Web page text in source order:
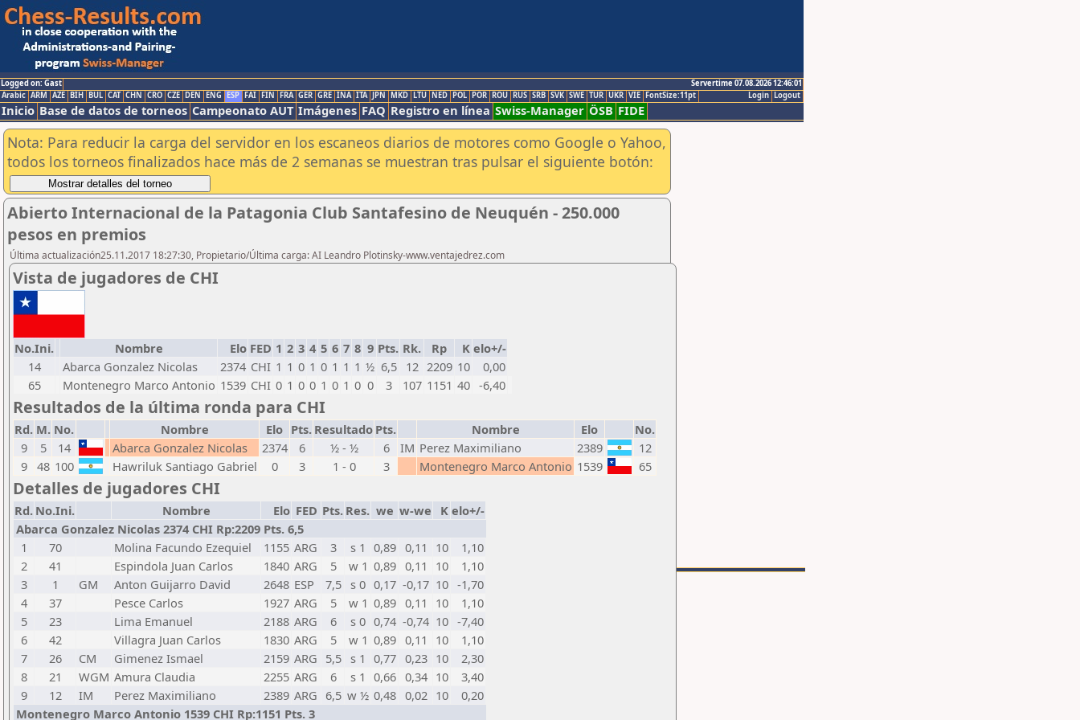
Logged on: Gast
Servertime 07.08.2026 12:46:01
Logout
Login
Arabic ARM AZE BIH BUL CAT CHN CRO CZE DEN ENG ESP FAI FIN FRA GER GRE INA ITA JPN MKD LTU NED POL POR ROU RUS SRB SVK SWE TUR UKR VIE FontSize:11pt
Inicio Base de datos de torneos Campeonato AUT Imágenes FAQ Registro en línea Swiss-Manager ÖSB FIDE
Nota: Para reducir la carga del servidor en los escaneos diarios de motores como Google o Yahoo,
todos los torneos finalizados hace más de 2 semanas se muestran tras pulsar el siguiente botón:
Abierto Internacional de la Patagonia Club Santafesino de Neuquén - 250.000
pesos en premios
Última actualización25.11.2017 18:27:30, Propietario/Última carga: AI Leandro Plotinsky-www.ventajedrez.com
Vista de jugadores de CHI
No.Ini. Nombre Elo FED 1 2 3 4 5 6 7 8 9 Pts. Rk. Rp K elo+/-
14
Abarca Gonzalez Nicolas 2374 CHI 1 1 0 1 0 1 1 1 ½ 6,5 12 2209 10
0,00
65
Montenegro Marco Antonio 1539 CHI 0 1 0 0 1 0 1 0 0 3 107 1151 40 -6,40
Resultados de la última ronda para CHI
Rd. M. No. Nombre Elo Pts. Resultado Pts. Nombre Elo
No.
9
5 14 Abarca Gonzalez Nicolas 2374 6 ½ - ½ 6 IM Perez Maximiliano 2389
12
9 48 100 Hawriluk Santiago Gabriel 0 3 1 - 0 3 Montenegro Marco Antonio 1539 65
Detalles de jugadores CHI
Rd. No.Ini. Nombre Elo FED Pts. Res. we w-we K elo+/-
Abarca Gonzalez Nicolas 2374 CHI Rp:2209 Pts. 6,5
1
70 Molina Facundo Ezequiel 1155 ARG 3 s 1 0,89 0,11 10
1,10
2
41 Espindola Juan Carlos 1840 ARG 5 w 1 0,89 0,11 10
1,10
3
1 GM Anton Guijarro David 2648 ESP 7,5 s 0 0,17 -0,17 10 -1,70
4
37 Pesce Carlos 1927 ARG 5 w 1 0,89 0,11 10
1,10
5
23 Lima Emanuel 2188 ARG 6 s 0 0,74 -0,74 10 -7,40
6
42 Villagra Juan Carlos 1830 ARG 5 w 1 0,89 0,11 10
1,10
7
26 CM Gimenez Ismael 2159 ARG 5,5 s 1 0,77 0,23 10
2,30
8
21 WGM Amura Claudia 2255 ARG 6 s 1 0,66 0,34 10
3,40
9
12 IM Perez Maximiliano 2389 ARG 6,5 w ½ 0,48 0,02 10
0,20
Montenegro Marco Antonio 1539 CHI Rp:1151 Pts. 3